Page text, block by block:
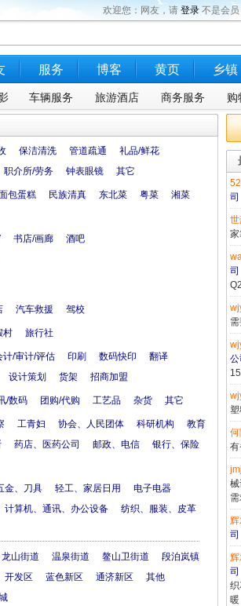
欢迎您：网友，请 登录 不是会
服务 博客 黄页 乡镇
车辆服务 旅游酒店 商务服务 购
保洁清洗 管道疏通
礼品/鲜花
职介所/劳务 钟表眼镜 其它
包蛋糕 民族清真 东北菜 粤菜
湘菜
书店/画廊 酒吧
汽车救援 驾校
村 旅行社
计/审计/评估 印刷 数码快印
翻译
设计策划 货架 招商加盟
/数码 团购/代购 工艺品 杂货 其它
工青妇 协会、人民团体 科研机构
教育
药店、医药公司 邮政、电信
银行、保险
金、刀具 轻工、家居日用
电子电器
计算机、通讯、办公设备
纺织、服装、皮革
龙山街道 温泉街道 鳌山卫街道
段泊岚镇
开发区 蓝色新区 通济新区
其他
司
家
司
公
司
司